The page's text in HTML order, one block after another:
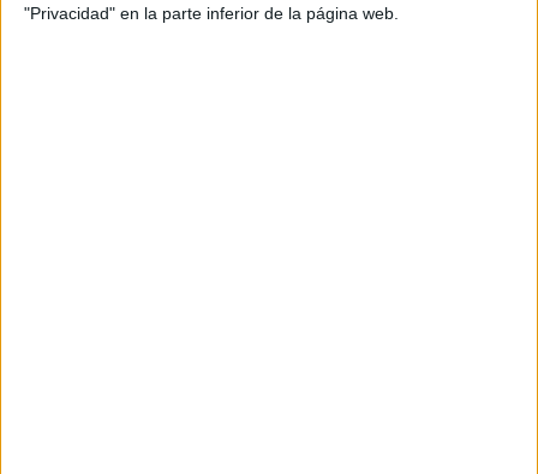
"Privacidad" en la parte inferior de la página web.